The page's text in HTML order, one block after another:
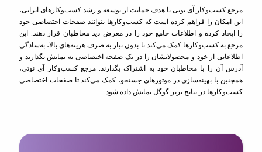
مرجع کسب‌وکار آی نوتی با هدف حمایت از توسعه و رشد کسب‌وکارهای ایرانی،
این امکان را فراهم کرده است که کسب‌وکارها بتوانند صفحات اختصاصی خود
را ایجاد کرده و اطلاعات جامع خود را در معرض دید مخاطبان قرار دهند. این
مرجع به کسب‌وکارها کمک می‌کند تا بدون نیاز به صرف هزینه‌های بالا، به‌سادگی
اطلاعاتی از خود و محصولاتشان را در یک صفحه اختصاصی به نمایش بگذارند و
آدرس آن را با مخاطبان خود به اشتراک بگذارند. مرجع کسب‌وکار آی نوتی،
همچنین با بهینه‌سازی در موتورهای جستجو، کمک می‌کند تا صفحات اختصاصی
کسب‌وکارها در نتایج برتر گوگل نمایش داده شود.